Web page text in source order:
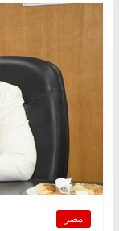
مصر